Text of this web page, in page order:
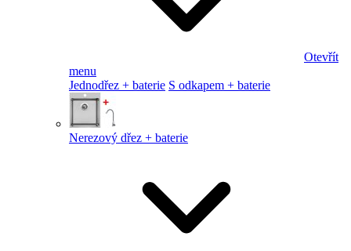
Otevřít
menu
Jednodřez + baterie S odkapem + baterie
Nerezový dřez + baterie